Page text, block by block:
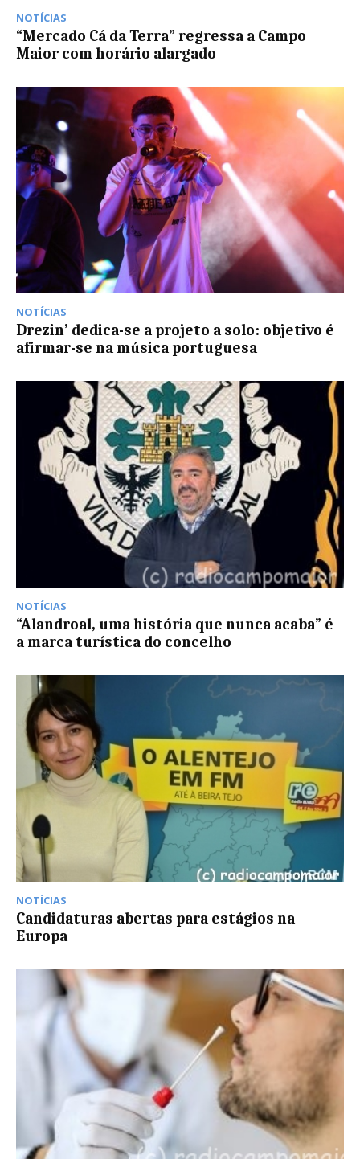
NOTÍCIAS
“Mercado Cá da Terra” regressa a Campo
Maior com horário alargado
NOTÍCIAS
Drezin’ dedica-se a projeto a solo: objetivo é
afirmar-se na música portuguesa
NOTÍCIAS
“Alandroal, uma história que nunca acaba” é
a marca turística do concelho
NOTÍCIAS
Candidaturas abertas para estágios na
Europa